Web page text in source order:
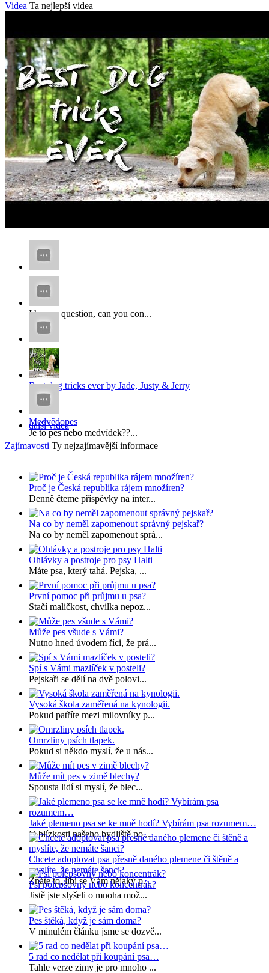
Videa Ta nejlepší videa
...
I have a question, can you con...
x
x...
Best dog tricks ever by Jade, Justy & Jerry
Medvědopes
Je to pes nebo medvídek??...
další videa
Zajímavosti Ty nejzajímavější informace
Proč je Česká republika rájem množíren?
Denně čteme příspěvky na inter...
Na co by neměl zapomenout správný pejskař?
Na co by neměl zapomenout sprá...
Ohlávky a postroje pro psy Halti
Máte psa, který tahá. Pejska, ...
První pomoc při průjmu u psa?
Stačí maličkost, chvilka nepoz...
Může pes všude s Vámi?
Nutno hned úvodem říci, že prá...
Spí s Vámi mazlíček v posteli?
Pejskaři se dělí na dvě polovi...
Vysoká škola zaměřená na kynologii.
Pokud patříte mezi milovníky p...
Omrzliny psích tlapek.
Pokud si někdo myslí, že u nás...
Může mít pes v zimě blechy?
Spousta lidí si myslí, že blec...
Jaké plemeno psa se ke mně hodí? Vybírám psa rozumem…
V blízkosti našeho bydliště po...
Chcete adoptovat psa přesně daného plemene či štěně a
myslíte, že nemáte šanci?
Znáte to, líbí se Vám nějaký p...
Psí polepšovny nebo koncentrák?
Jistě jste slyšeli o mnoha mož...
Pes štěká, když je sám doma?
V minulém článku jsme se dozvě...
5 rad co nedělat při koupání psa…
Tahle verze zimy je pro mnoho ...